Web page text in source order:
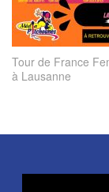
Tour de France
à Lausanne